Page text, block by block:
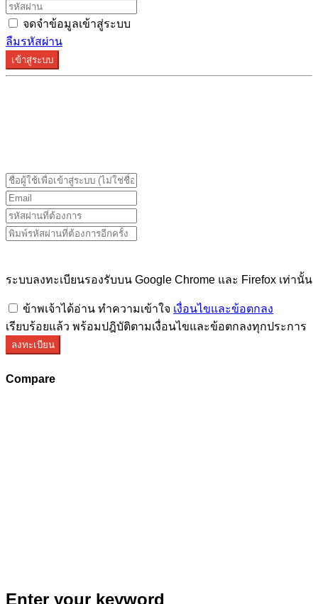
จดจำข้อมูลเข้าสู่ระบบ
ลืมรหัสผ่าน
เข้าสู่ระบบ
ระบบลงทะเบียนรองรับบน Google Chrome และ Firefox เท่านั้น
ข้าพเจ้าได้อ่าน ทำความเข้าใจ เงื่อนไขและข้อตกลง
เรียบร้อยแล้ว พร้อมปฎิบัติตามเงื่อนไขและข้อตกลงทุกประการ
ลงทะเบียน
Compare
Enter your keyword